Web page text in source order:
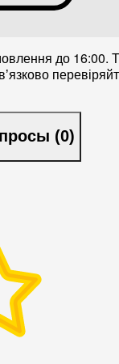
до 16:00.
(0)